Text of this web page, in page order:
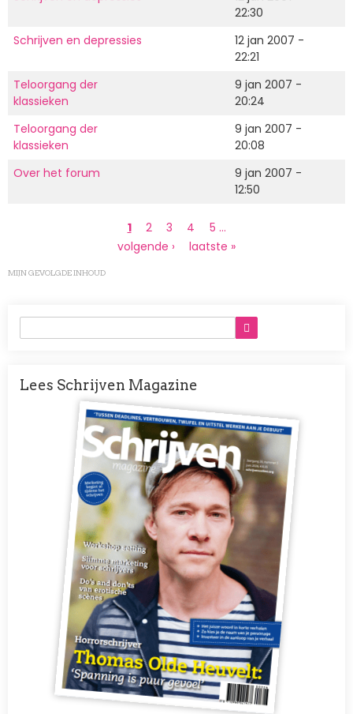
22:30
Schrijven en depressies
12 jan 2007 -
22:21
Teloorgang der
klassieken
9 jan 2007 -
20:24
Teloorgang der
klassieken
9 jan 2007 -
20:08
Over het forum
9 jan 2007 -
12:50
Huidige
pagina
1 Page
2 Page
3 Page
4 Page
5 …
Volgende
volgende ›
Laatste
laatste »
MIJN GEVOLGDE INHOUD
Lees Schrijven Magazine
Afbeelding